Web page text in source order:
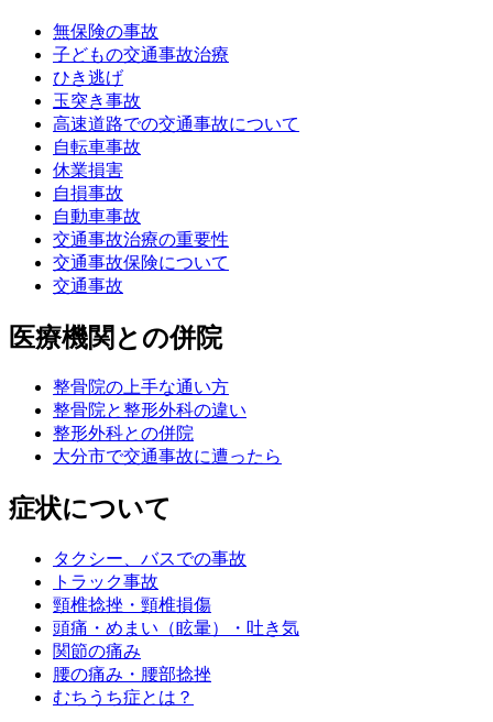
無保険の事故
子どもの交通事故治療
ひき逃げ
玉突き事故
高速道路での交通事故について
自転車事故
休業損害
自損事故
自動車事故
交通事故治療の重要性
交通事故保険について
交通事故
医療機関との併院
整骨院の上手な通い方
整骨院と整形外科の違い
整形外科との併院
大分市で交通事故に遭ったら
症状について
タクシー、バスでの事故
トラック事故
頸椎捻挫・頸椎損傷
頭痛・めまい（眩暈）・吐き気
関節の痛み
腰の痛み・腰部捻挫
むちうち症とは？